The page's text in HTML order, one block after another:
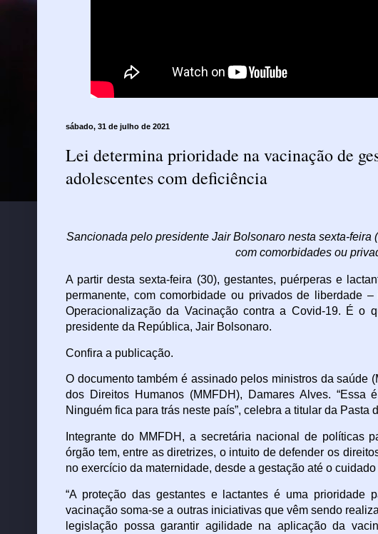
sábado, 31 de julho de 2021
Lei determina prioridade na vacinação de
adolescentes com deficiência
Sancionada pelo presidente Jair Bolsonaro nesta sexta-
com comorbidades ou
A partir desta sexta-feira (30), gestantes, puérperas e
permanente, com comorbidade ou privados de liberdade
Operacionalização da Vacinação contra a Covid-19. É o
presidente da República, Jair Bolsonaro.
Confira a publicação.
O documento também é assinado pelos ministros da saúde
dos Direitos Humanos (MMFDH), Damares Alves.
Ninguém fica para trás neste país”, celebra a titular da Pasta
Integrante do MMFDH, a secretária nacional de políticas
órgão tem, entre as diretrizes, o intuito de defender os
no exercício da maternidade, desde a gestação até o
“A proteção das gestantes e lactantes é uma
vacinação soma-se a outras iniciativas que vêm sendo
legislação possa garantir agilidade na aplicação da